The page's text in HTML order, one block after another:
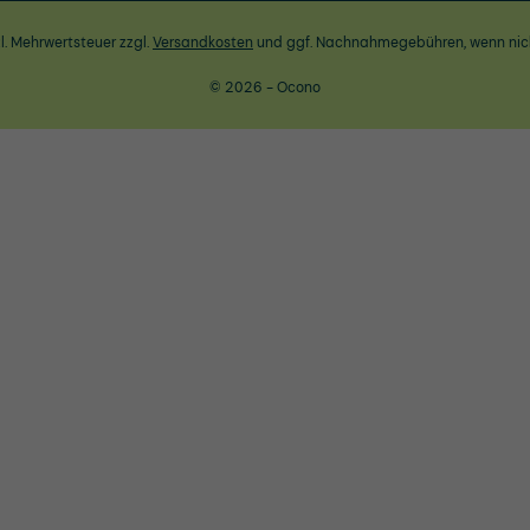
Mehrwertsteuer zzgl.Versandkosten und ggf. Nachnahmegebühren, wenn
© 2026 - Ocono